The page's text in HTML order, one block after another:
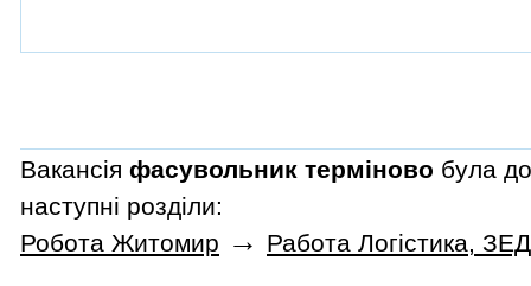
Вакансія фасувольник терміново була
наступні розділи:
Робота Житомир → Работа Логістика,